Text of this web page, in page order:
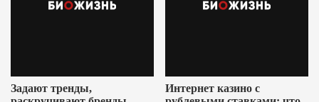
Задают тренды,
Интернет казино с